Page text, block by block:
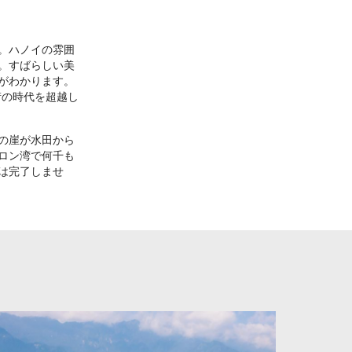
ハノイの雰囲
すばらしい美
わかります。
時代を超越し
崖が水田から
ン湾で何千も
完了しませ